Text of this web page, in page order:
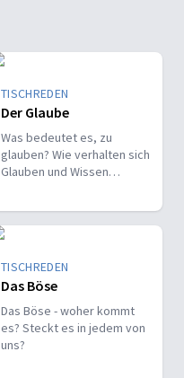
TISCHREDEN
Der Glaube
Was bedeutet es, zu
glauben? Wie verhalten sich
Glauben und Wissen
Entscheidung?
TISCHREDEN
Das Böse
Das Böse - woher kommt
es? Steckt es in jedem von
uns?